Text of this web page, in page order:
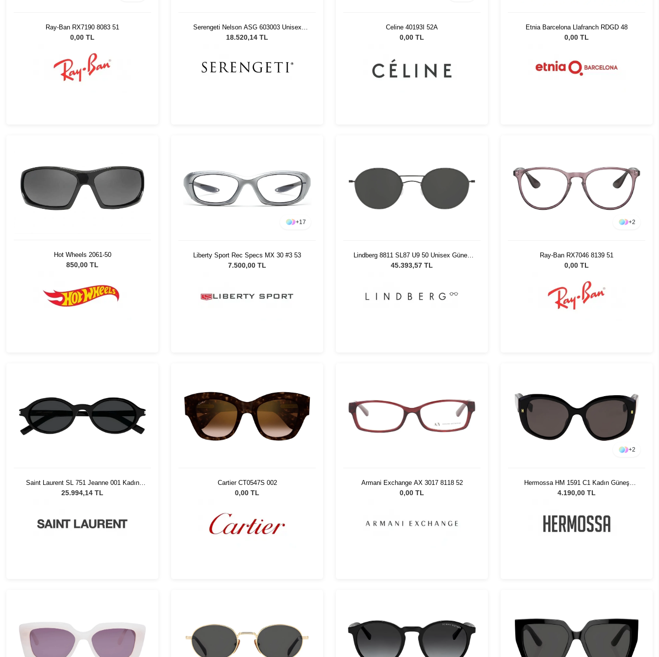
Ray-Ban RX7190 8083 51
0,00 TL
Serengeti Nelson ASG 603003 Unisex
Güneş Gözlüğü
18.520,14 TL
Celine 40193I 52A
0,00 TL
Etnia Barcelona Llafranch RDGD 48
0,00 TL
Hot Wheels 2061-50
850,00 TL
+17
Liberty Sport Rec Specs MX 30 #3 53
7.500,00 TL
Lindberg 8811 SL87 U9 50 Unisex Güneş
Gözlüğü
45.393,57 TL
+2
Ray-Ban RX7046 8139 51
0,00 TL
Saint Laurent SL 751 Jeanne 001 Kadın
Güneş Gözlüğü
25.994,14 TL
Cartier CT0547S 002
0,00 TL
Armani Exchange AX 3017 8118 52
0,00 TL
+2
Hermossa HM 1591 C1 Kadın Güneş
Gözlüğü
4.190,00 TL